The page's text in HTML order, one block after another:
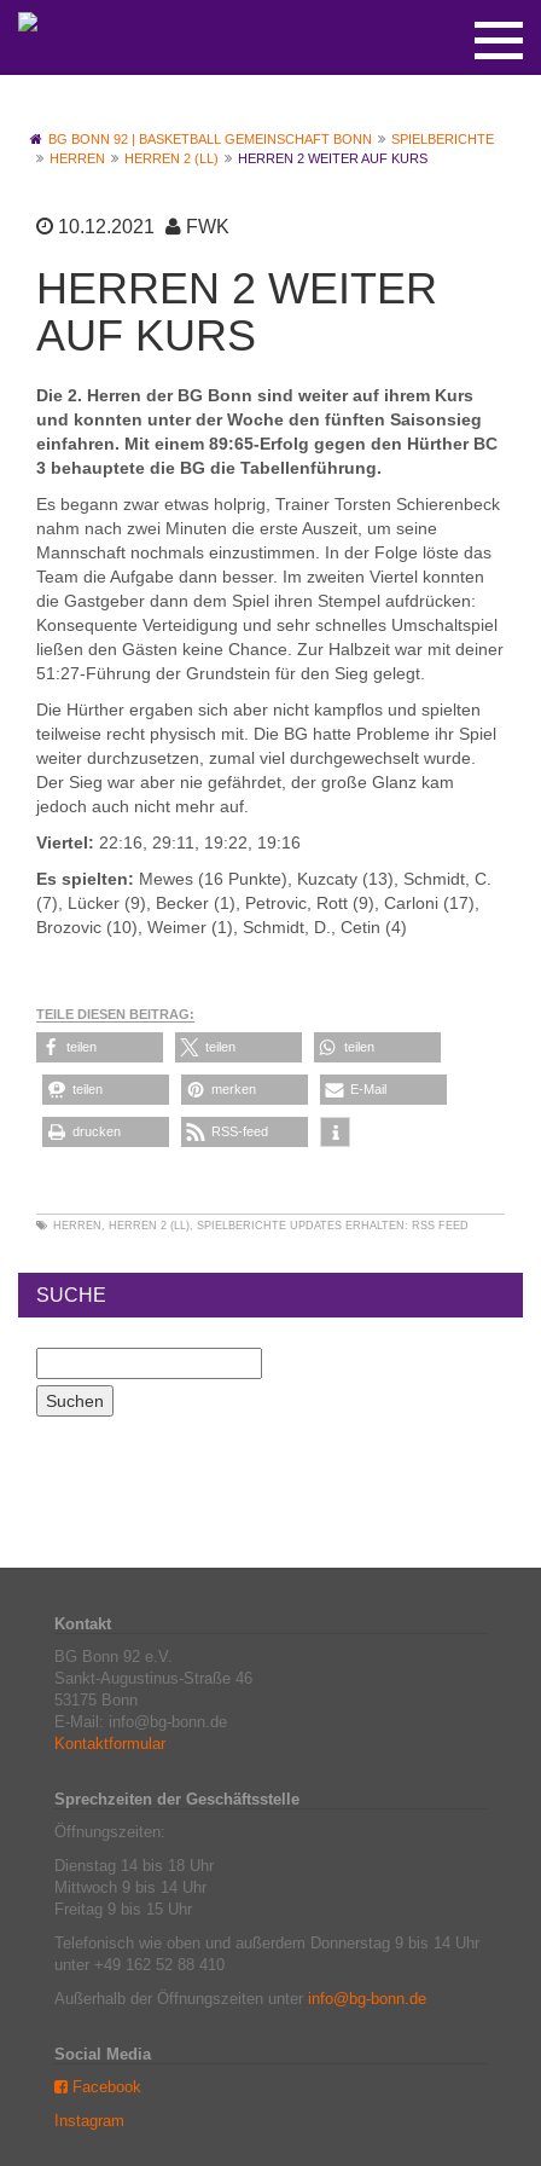
BG BONN 92 | BASKETBALL GEMEINSCHAFT BONN
SPIELBERICHTE
HERREN
HERREN 2 (LL) HERREN 2 WEITER AUF KURS
10.12.2021 FWK
HERREN 2 WEITER
AUF KURS
Die 2. Herren der BG Bonn sind weiter auf ihrem Kurs
und konnten unter der Woche den fünften Saisonsieg
einfahren. Mit einem 89:65-Erfolg gegen den Hürther BC
3 behauptete die BG die Tabellenführung.
Es begann zwar etwas holprig, Trainer Torsten Schierenbeck
nahm nach zwei Minuten die erste Auszeit, um seine
Mannschaft nochmals einzustimmen. In der Folge löste das
Team die Aufgabe dann besser. Im zweiten Viertel konnten
die Gastgeber dann dem Spiel ihren Stempel aufdrücken:
Konsequente Verteidigung und sehr schnelles Umschaltspiel
ließen den Gästen keine Chance. Zur Halbzeit war mit deiner
51:27-Führung der Grundstein für den Sieg gelegt.
Die Hürther ergaben sich aber nicht kampflos und spielten
teilweise recht physisch mit. Die BG hatte Probleme ihr Spiel
weiter durchzusetzen, zumal viel durchgewechselt wurde.
Der Sieg war aber nie gefährdet, der große Glanz kam
jedoch auch nicht mehr auf.
Viertel: 22:16, 29:11, 19:22, 19:16
Es spielten: Mewes (16 Punkte), Kuzcaty (13), Schmidt, C.
(7), Lücker (9), Becker (1), Petrovic, Rott (9), Carloni (17),
Brozovic (10), Weimer (1), Schmidt, D., Cetin (4)
TEILE DIESEN BEITRAG:
teilen teilen teilen
teilen merken E-Mail
drucken RSS-feed
HERREN , HERREN 2 (LL), SPIELBERICHTE UPDATES ERHALTEN: RSS FEED
SUCHE
Kontakt
BG Bonn 92 e.V.
Sankt-Augustinus-Straße 46
53175 Bonn
E-Mail: info@bg-bonn.de
Kontaktformular
Sprechzeiten der Geschäftsstelle
Öffnungszeiten:
Dienstag 14 bis 18 Uhr
Mittwoch 9 bis 14 Uhr
Freitag 9 bis 15 Uhr
Telefonisch wie oben und außerdem Donnerstag 9 bis 14 Uhr
unter +49 162 52 88 410
Außerhalb der Öffnungszeiten unter info@bg-bonn.de
Social Media
Facebook
Instagram